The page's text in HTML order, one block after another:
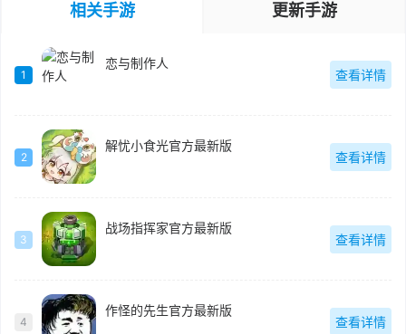
相关手游 更新手游
1
恋与制作人
查看详情
2
解忧小食光官方最新版
查看详情
3
战场指挥家官方最新版
查看详情
4
作怪的先生官方最新版
查看详情